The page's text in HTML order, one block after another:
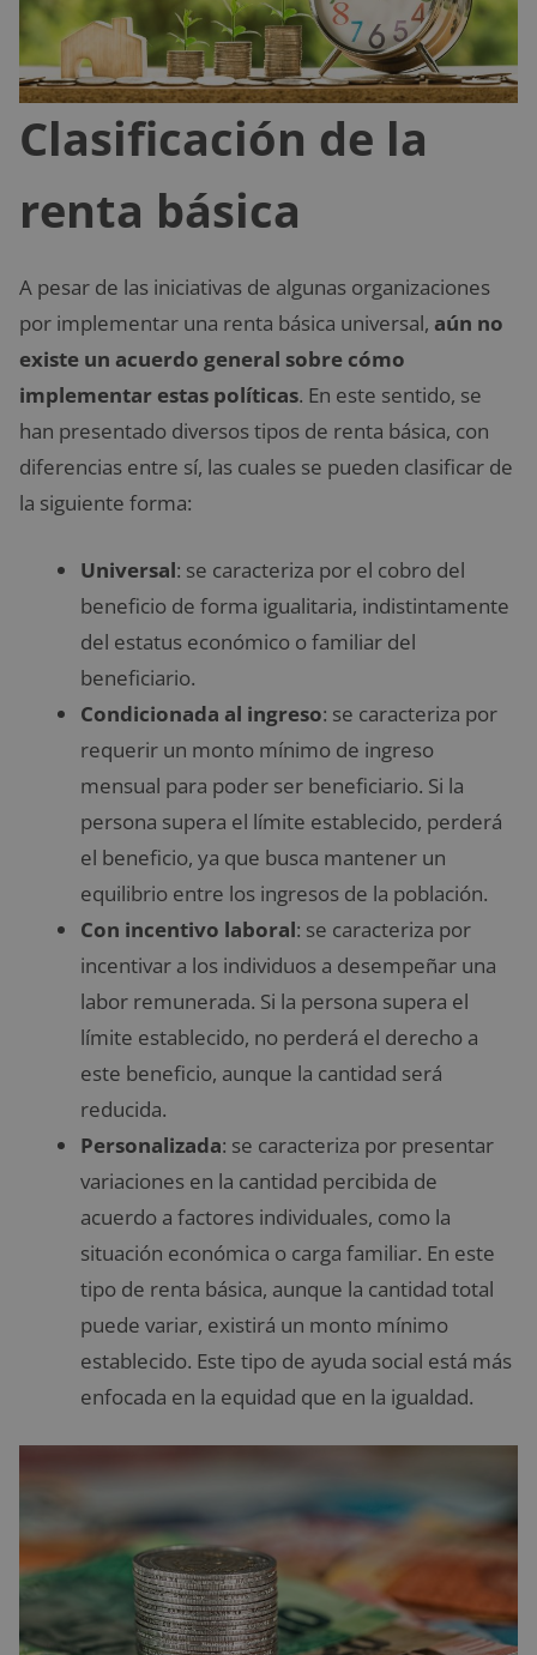
Clasificación de la
renta básica
A pesar de las iniciativas de algunas organizaciones
por implementar una renta básica universal, aún no
existe un acuerdo general sobre cómo
implementar estas políticas. En este sentido, se
han presentado diversos tipos de renta básica, con
diferencias entre sí, las cuales se pueden clasificar de
la siguiente forma:
Universal: se caracteriza por el cobro del
beneficio de forma igualitaria, indistintamente
del estatus económico o familiar del
beneficiario.
Condicionada al ingreso: se caracteriza por
requerir un monto mínimo de ingreso
mensual para poder ser beneficiario. Si la
persona supera el límite establecido, perderá
el beneficio, ya que busca mantener un
equilibrio entre los ingresos de la población.
Con incentivo laboral: se caracteriza por
incentivar a los individuos a desempeñar una
labor remunerada. Si la persona supera el
límite establecido, no perderá el derecho a
este beneficio, aunque la cantidad será
reducida.
Personalizada: se caracteriza por presentar
variaciones en la cantidad percibida de
acuerdo a factores individuales, como la
situación económica o carga familiar. En este
tipo de renta básica, aunque la cantidad total
puede variar, existirá un monto mínimo
establecido. Este tipo de ayuda social está más
enfocada en la equidad que en la igualdad.